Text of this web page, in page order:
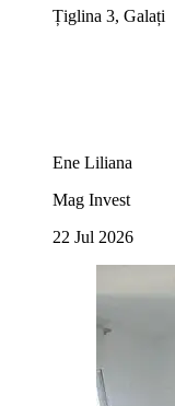
Țiglina 3, Galați
Ene Liliana
Mag Invest
22 Jul 2026